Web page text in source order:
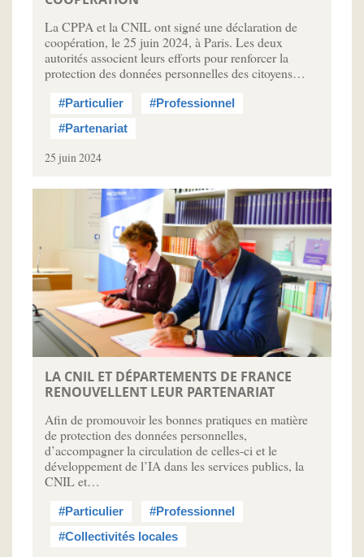
La CPPA et la CNIL ont signé une déclaration de
coopération, le 25 juin 2024, à Paris. Les deux
autorités associent leurs efforts pour renforcer la
protection des données personnelles des citoyens…
#Particulier
#Professionnel
#Partenariat
25 juin 2024
LA CNIL ET DÉPARTEMENTS DE FRANCE
RENOUVELLENT LEUR PARTENARIAT
Afin de promouvoir les bonnes pratiques en matière
de protection des données personnelles,
d’accompagner la circulation de celles-ci et le
développement de l’IA dans les services publics, la
CNIL et…
#Particulier
#Professionnel
#Collectivités locales